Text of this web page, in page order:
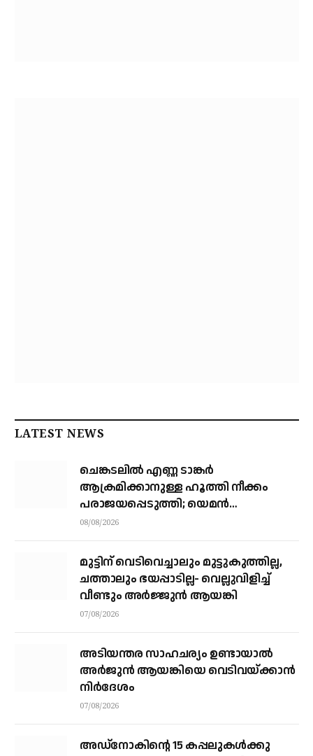
LATEST NEWS
ചെങ്കടലില്‍ എണ്ണ ടാങ്കര്‍
ആക്രമിക്കാനുള്ള ഹൂത്തി നീക്കം
പരാജയപ്പെടുത്തി; യെമൻ
സംഘർഷത്തിലേക്ക് നീങ്ങുന്നുവെന്ന്
08/08/2026
മുട്ടിന് വെടിവെച്ചാലും മുട്ടുകുത്തില്ല,
ചത്താലും ഭയപ്പാടില്ല- വെല്ലുവിളിച്ച്
വീണ്ടും അർജ്ജുൻ ആയങ്കി
07/08/2026
അടിയന്തര സാഹചര്യം ഉണ്ടായാല്‍
അര്‍ജുന്‍ ആയങ്കിയെ വെടിവയ്ക്കാന്‍
നിര്‍ദേശം
07/08/2026
അഡ്നോകിന്റെ 15 കപ്പലുകള്‍ക്കു